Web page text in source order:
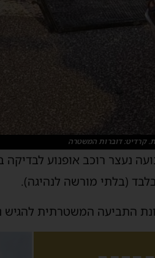
קרדיט: דוברות המשטרה